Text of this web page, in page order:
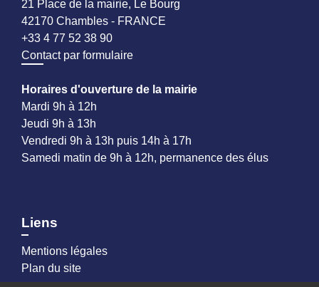
21 Place de la mairie, Le Bourg
42170 Chambles - FRANCE
+33 4 77 52 38 90
Contact par formulaire
Horaires d'ouverture de la mairie
Mardi 9h à 12h
Jeudi 9h à 13h
Vendredi 9h à 13h puis 14h à 17h
Samedi matin de 9h à 12h, permanence des élus
Liens
Mentions légales
Plan du site